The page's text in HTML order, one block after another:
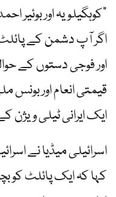
"کوہگیلویہ اور بوئیر
اگر آپ دشمن کے پائلٹ
اور فوجی دستوں کے
قیمتی انعام اور بونس
ایک ایرانی ٹیلی ویژن
اسرائیلی میڈیا نے
کہا کہ ایک پائلٹ کو